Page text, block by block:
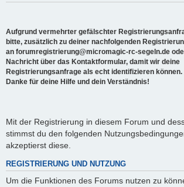
Aufgrund vermehrter gefälschter
bitte, zusätzlich zu deiner nachfolgenden
an forumregistrierung@micromagic-rc-segeln.de
Nachricht über das Kontaktformular, damit wir deine
Registrierungsanfrage als echt identifizieren können.
Danke für deine Hilfe und dein Verständnis!
Mit der Registrierung in diesem Forum und
stimmst du den folgenden
akzeptierst diese.
REGISTRIERUNG UND NUTZUNG
Um die Funktionen des Forums nutzen zu